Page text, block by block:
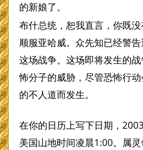
的新娘了。
布什总统，恕我直言，你既
顺服亚哈威。众先知已经警
这场战争。这场即将发生的
怖分子的威胁，尽管恐怖行
的不人道而发生。
在你的日历上写下日期，
美国山地时间凌晨1:00。属